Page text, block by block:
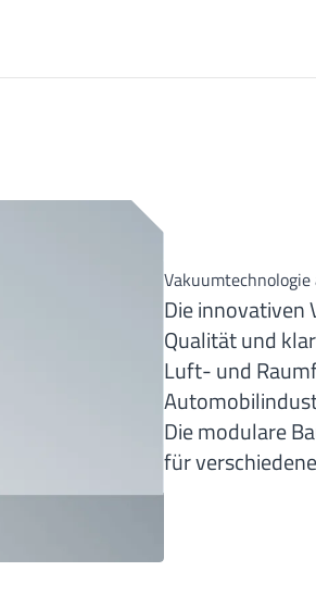
Die innovativen
Qualität und
Luft- und
Die modulare
für